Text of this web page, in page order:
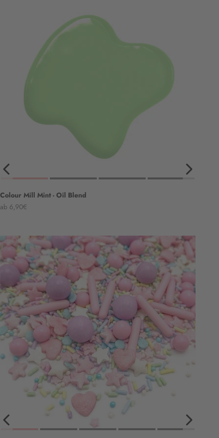
Colour Mill Mint - Oil Blend
Angebot
ab 6,90€